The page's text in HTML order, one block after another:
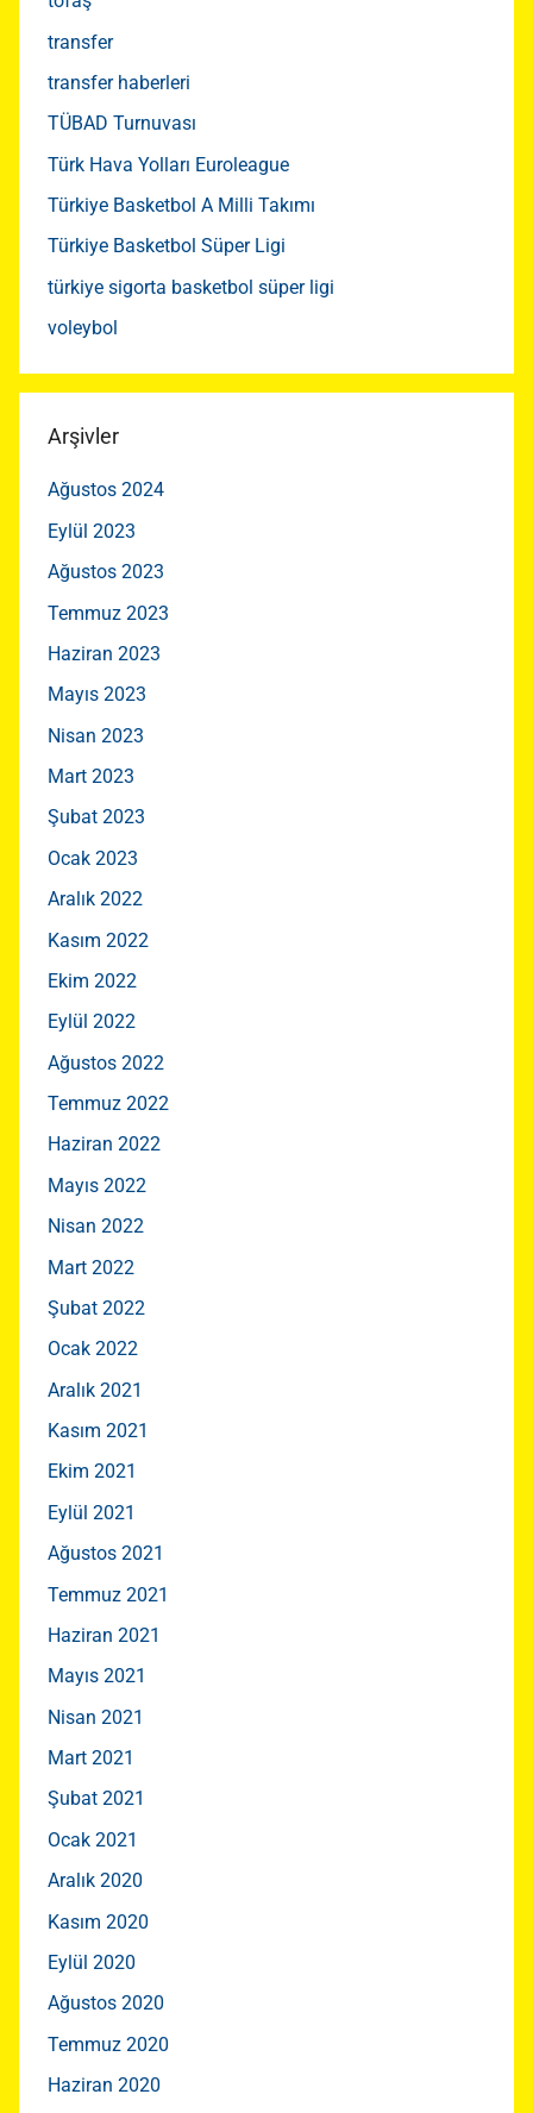
transfer
transfer haberleri
TÜBAD Turnuvası
Türk Hava Yolları Euroleague
Türkiye Basketbol A Milli Takımı
Türkiye Basketbol Süper Ligi
türkiye sigorta basketbol süper ligi
voleybol
Arşivler
Ağustos 2024
Eylül 2023
Ağustos 2023
Temmuz 2023
Haziran 2023
Mayıs 2023
Nisan 2023
Mart 2023
Şubat 2023
Ocak 2023
Aralık 2022
Kasım 2022
Ekim 2022
Eylül 2022
Ağustos 2022
Temmuz 2022
Haziran 2022
Mayıs 2022
Nisan 2022
Mart 2022
Şubat 2022
Ocak 2022
Aralık 2021
Kasım 2021
Ekim 2021
Eylül 2021
Ağustos 2021
Temmuz 2021
Haziran 2021
Mayıs 2021
Nisan 2021
Mart 2021
Şubat 2021
Ocak 2021
Aralık 2020
Kasım 2020
Eylül 2020
Ağustos 2020
Temmuz 2020
Haziran 2020